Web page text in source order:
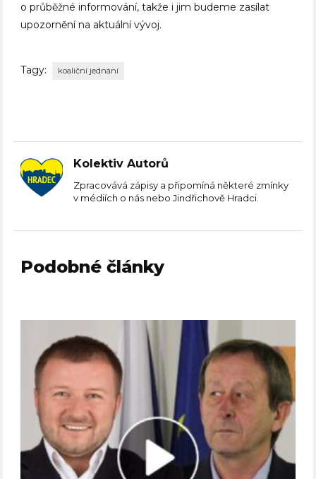
o průběžné informování, takže i jim budeme zasílat
upozornění na aktuální vývoj.
Tagy: koaliční jednání
Kolektiv Autorů
Zpracovává zápisy a připomíná některé zmínky
v médiích o nás nebo Jindřichově Hradci.
Podobné články